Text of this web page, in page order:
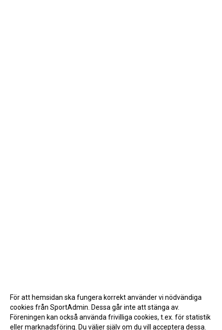
För att hemsidan ska fungera korrekt använder vi nödvändiga
cookies från SportAdmin. Dessa går inte att stänga av.
Föreningen kan också använda frivilliga cookies, t.ex. för statistik
eller marknadsföring. Du väljer själv om du vill acceptera dessa.